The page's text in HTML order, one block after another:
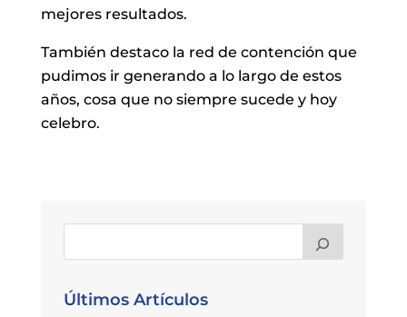
mejores resultados.
También destaco la red de contención que
pudimos ir generando a lo largo de estos
años, cosa que no siempre sucede y hoy
celebro.
Últimos Artículos